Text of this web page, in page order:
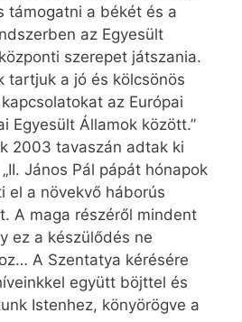
támogatni a békét és a
az Egyesült
szerepet játszania.
tartjuk a jó és kölcsönös
az Európai
Egyesült Államok között.”
2003 tavaszán adtak ki
János Pál pápát hónapok
el a növekvő háborús
A maga részéről mindent
ez a készülődés ne
A Szentatya kérésére
együtt böjttel és
Istenhez, könyörögve a